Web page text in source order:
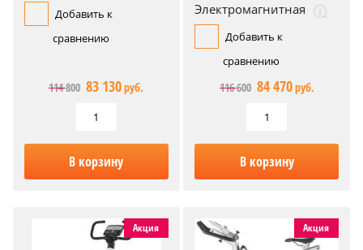
Добавить к
сравнению
114 800 83 130руб.
В корзину
Электромагнитная
Добавить к
сравнению
116 600 84 470руб.
В корзину
Акция Акция